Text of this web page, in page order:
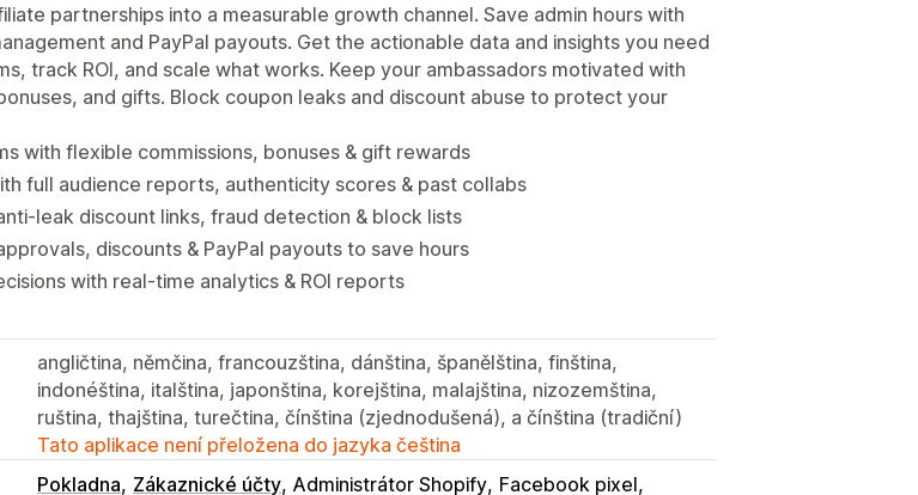
partnerships into a measurable growth channel. Save admin hours with
and PayPal payouts. Get the actionable data and insights you need
track ROI, and scale what works. Keep your ambassadors motivated with
and gifts. Block coupon leaks and discount abuse to protect your
with flexible commissions, bonuses & gift rewards
full audience reports, authenticity scores & past collabs
leak discount links, fraud detection & block lists
discounts & PayPal payouts to save hours
with real-time analytics & ROI reports
angličtina, němčina, francouzština, dánština, španělština, finština,
indonéština, italština, japonština, korejština, malajština, nizozemština,
ruština, thajština, turečtina, čínština (zjednodušená), a čínština (tradiční)
Tato aplikace není přeložena do jazyka čeština
Pokladna Zákaznické účty Administrátor Shopify Facebook pixel